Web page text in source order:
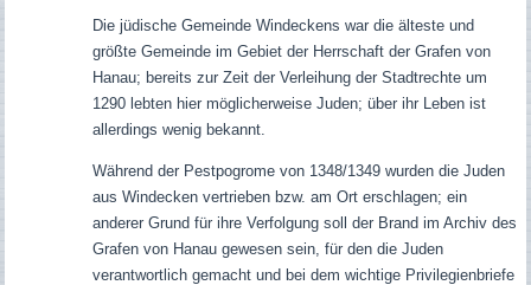
Die jüdische Gemeinde Windeckens war die älteste und
größte Gemeinde im Gebiet der Herrschaft der Grafen von
Hanau; bereits zur Zeit der Verleihung der Stadtrechte um
1290 lebten hier möglicherweise Juden; über ihr Leben ist
allerdings wenig bekannt.
Während der Pestpogrome von 1348/1349 wurden die Juden
aus Windecken vertrieben bzw. am Ort erschlagen; ein
anderer Grund für ihre Verfolgung soll der Brand im Archiv des
Grafen von Hanau gewesen sein, für den die Juden
verantwortlich gemacht und bei dem wichtige Privilegienbriefe